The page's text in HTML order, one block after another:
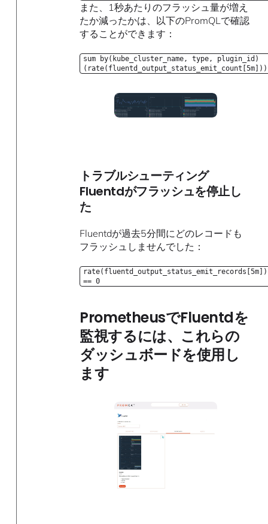
また、1秒あたりのフラッシュ量が増え
たか減ったかは、以下のPromQLで確認
することができます：
sum by(kube_cluster_name, type, plugin_id)
(rate(fluentd_output_status_emit_count[5m]))
トラブルシューティング
Fluentdがフラッシュを停止し
た
Fluentdが過去5分間にどのレコードも
フラッシュしませんでした：
rate(fluentd_output_status_emit_records[5m])
== 0
PrometheusでFluentdを
監視するには、これらの
ダッシュボードを使用し
ます